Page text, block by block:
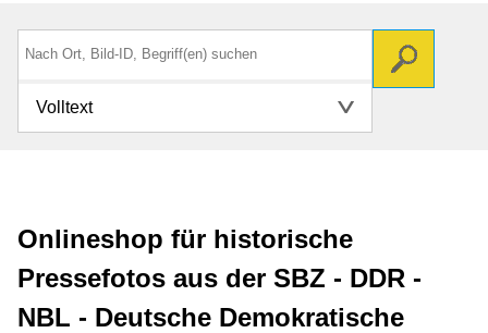
Volltext
Onlineshop für historische
Pressefotos aus der SBZ - DDR -
NBL - Deutsche Demokratische